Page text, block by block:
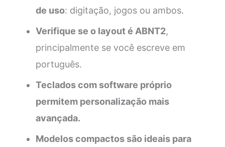
de uso: digitação, jogos ou ambos.
Verifique se o layout é ABNT2,
principalmente se você escreve em
português.
Teclados com software próprio
permitem personalização mais
avançada.
Modelos compactos são ideais para